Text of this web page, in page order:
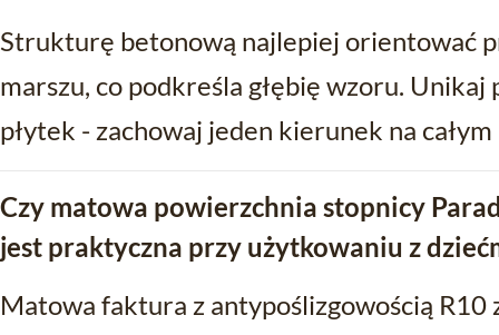
Strukturę betonową najlepiej orientować
marszu, co podkreśla głębię wzoru.
płytek - zachowaj jeden kierunek na
Czy matowa powierzchnia stopnicy
jest praktyczna przy użytkowaniu z
Matowa faktura z antypoślizgowością